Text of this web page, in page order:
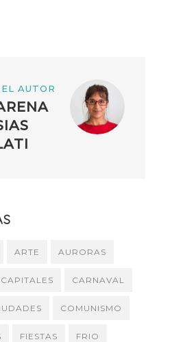
AUTOR
ARTE AURORAS
CAPITALES CARNAVAL
COMUNISMO
FIESTAS FRIO